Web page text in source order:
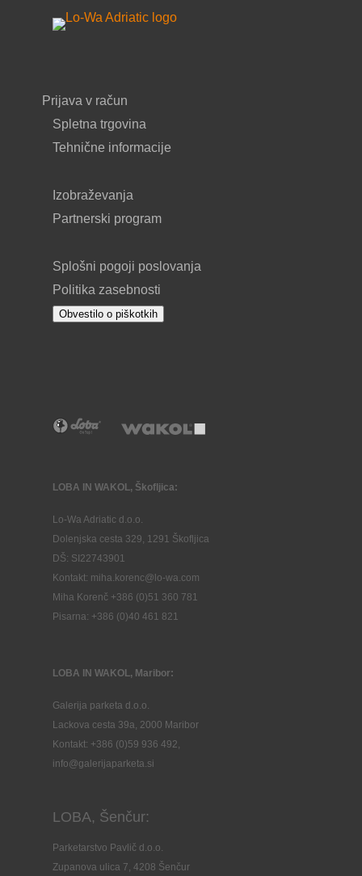
Prijava v račun
Spletna trgovina
Tehnične informacije
Izobraževanja
Partnerski program
Splošni pogoji poslovanja
Politika zasebnosti
Obvestilo o piškotkih
LOBA IN WAKOL, Škofljica:
Lo-Wa Adriatic d.o.o.
Dolenjska cesta 329, 1291 Škofljica
DŠ: SI22743901
Kontakt: miha.korenc@lo-wa.com
Miha Korenč +386 (0)51 360 781
Pisarna: +386 (0)40 461 821
LOBA IN WAKOL, Maribor:
Galerija parketa d.o.o.
Lackova cesta 39a, 2000 Maribor
Kontakt: +386 (0)59 936 492,
info@galerijaparketa.si
LOBA, Šenčur:
Parketarstvo Pavlič d.o.o.
Zupanova ulica 7, 4208 Šenčur